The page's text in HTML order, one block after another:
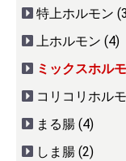
特上ホルモン
上ホルモン (4)
ミックスホル
コリコリホル
まる腸 (4)
しま腸 (2)